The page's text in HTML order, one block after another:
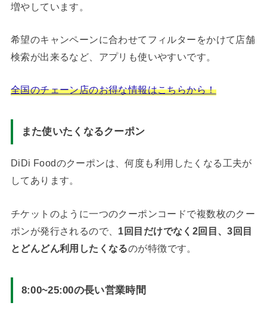
増やしています。
希望のキャンペーンに合わせてフィルターをかけて店舗
検索が出来るなど、アプリも使いやすいです。
全国のチェーン店のお得な情報はこちらから！
また使いたくなるクーポン
DiDi Foodのクーポンは、何度も利用したくなる工夫が
してあります。
チケットのように一つのクーポンコードで複数枚のクー
ポンが発行されるので、 1回目だけでなく2回目、3回目
とどんどん利用したくなるのが特徴です。
8:00~25:00の長い営業時間